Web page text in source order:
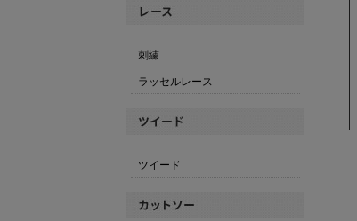
刺繍
ラッセルレース
ツイード